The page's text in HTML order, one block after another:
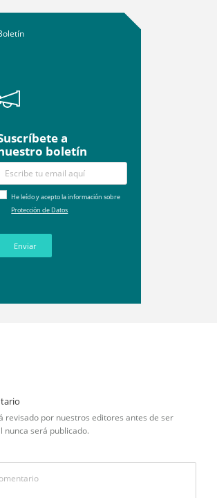
a
boletín
He leído y acepto la información sobre
Protección de Datos
Enviar
revisado por nuestros editores antes de ser
nunca será publicado.